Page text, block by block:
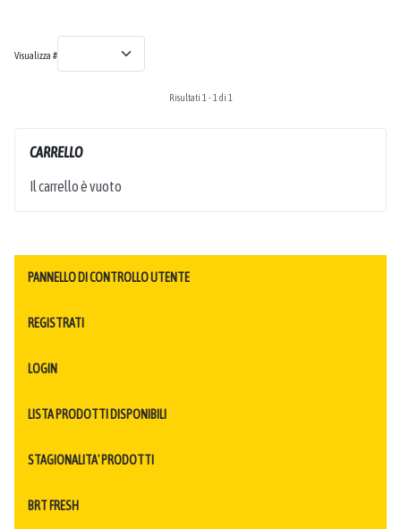
Visualizza #
Risultati 1 - 1 di 1
CARRELLO
Il carrello è vuoto
PANNELLO DI CONTROLLO UTENTE
REGISTRATI
LOGIN
LISTA PRODOTTI DISPONIBILI
STAGIONALITA' PRODOTTI
BRT FRESH